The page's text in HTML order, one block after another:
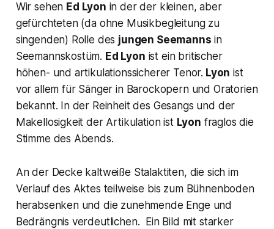
Wir sehen Ed Lyon in der der kleinen, aber
gefürchteten (da ohne Musikbegleitung zu
singenden) Rolle des jungen Seemanns in
Seemannskostüm. Ed Lyon ist ein britischer
höhen- und artikulationssicherer Tenor. Lyon ist
vor allem für Sänger in Barockopern und Oratorien
bekannt. In der Reinheit des Gesangs und der
Makellosigkeit der Artikulation ist Lyon fraglos die
Stimme des Abends.
An der Decke kaltweiße Stalaktiten, die sich im
Verlauf des Aktes teilweise bis zum Bühnenboden
herabsenken und die zunehmende Enge und
Bedrängnis verdeutlichen. Ein Bild mit starker